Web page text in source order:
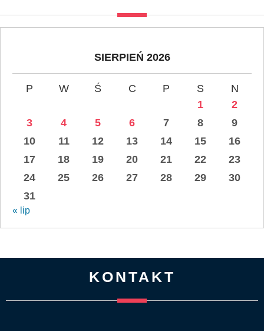
SIERPIEŃ 2026
P W Ś C P S
N
1
2
3
4 5 6 7 8
9
10
11 12 13 14 15
16
17
18 19 20 21 22
23
24
25 26 27 28 29
30
31
« lip
KONTAKT